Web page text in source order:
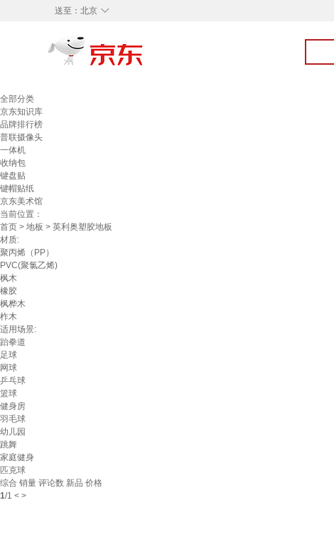
◇
送至： 北京
全部分类
京东知识库
品牌排行榜
普联摄像头
一体机
收纳包
键盘贴
键帽贴纸
京东美术馆
当前位置：
首页 > 地板 > 英利奥塑胶地板
材质:
聚丙烯（PP）
PVC(聚氯乙烯)
枫木
橡胶
枫桦木
柞木
适用场景:
跆拳道
足球
网球
乒乓球
篮球
健身房
羽毛球
幼儿园
跳舞
家庭健身
匹克球
综合 销量 评论数 新品 价格
1/1 < >